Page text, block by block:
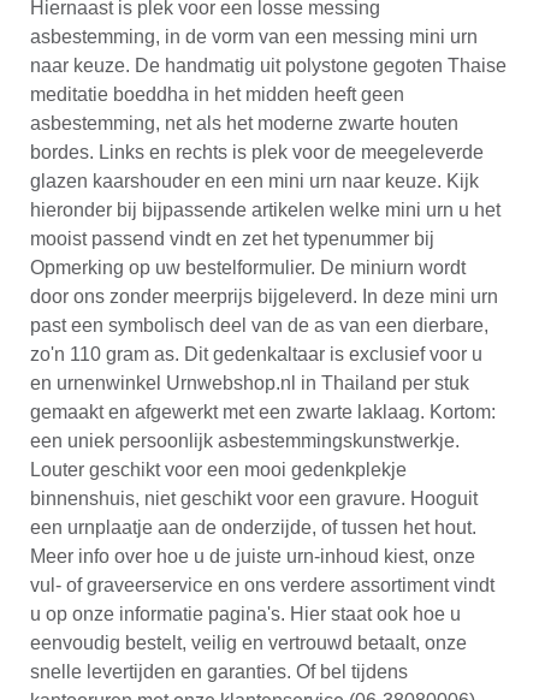
Hiernaast is plek voor een losse messing
asbestemming, in de vorm van een messing mini urn
naar keuze. De handmatig uit polystone gegoten Thaise
meditatie boeddha in het midden heeft geen
asbestemming, net als het moderne zwarte houten
bordes. Links en rechts is plek voor de meegeleverde
glazen kaarshouder en een mini urn naar keuze. Kijk
hieronder bij bijpassende artikelen welke mini urn u het
mooist passend vindt en zet het typenummer bij
Opmerking op uw bestelformulier. De miniurn wordt
door ons zonder meerprijs bijgeleverd. In deze mini urn
past een symbolisch deel van de as van een dierbare,
zo'n 110 gram as. Dit gedenkaltaar is exclusief voor u
en urnenwinkel Urnwebshop.nl in Thailand per stuk
gemaakt en afgewerkt met een zwarte laklaag. Kortom:
een uniek persoonlijk asbestemmingskunstwerkje.
Louter geschikt voor een mooi gedenkplekje
binnenshuis, niet geschikt voor een gravure. Hooguit
een urnplaatje aan de onderzijde, of tussen het hout.
Meer info over hoe u de juiste urn-inhoud kiest, onze
vul- of graveerservice en ons verdere assortiment vindt
u op onze informatie pagina's. Hier staat ook hoe u
eenvoudig bestelt, veilig en vertrouwd betaalt, onze
snelle levertijden en garanties. Of bel tijdens